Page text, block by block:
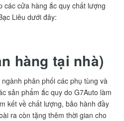
các cửa hàng ắc quy chất lượng
Liêu dưới đây:
hàng tại nhà)
phân phối các phụ tùng và
sản phẩm ắc quy do G7Auto làm
kết về chất lượng, bảo hành đầy
ra còn tặng thêm thời gian cho